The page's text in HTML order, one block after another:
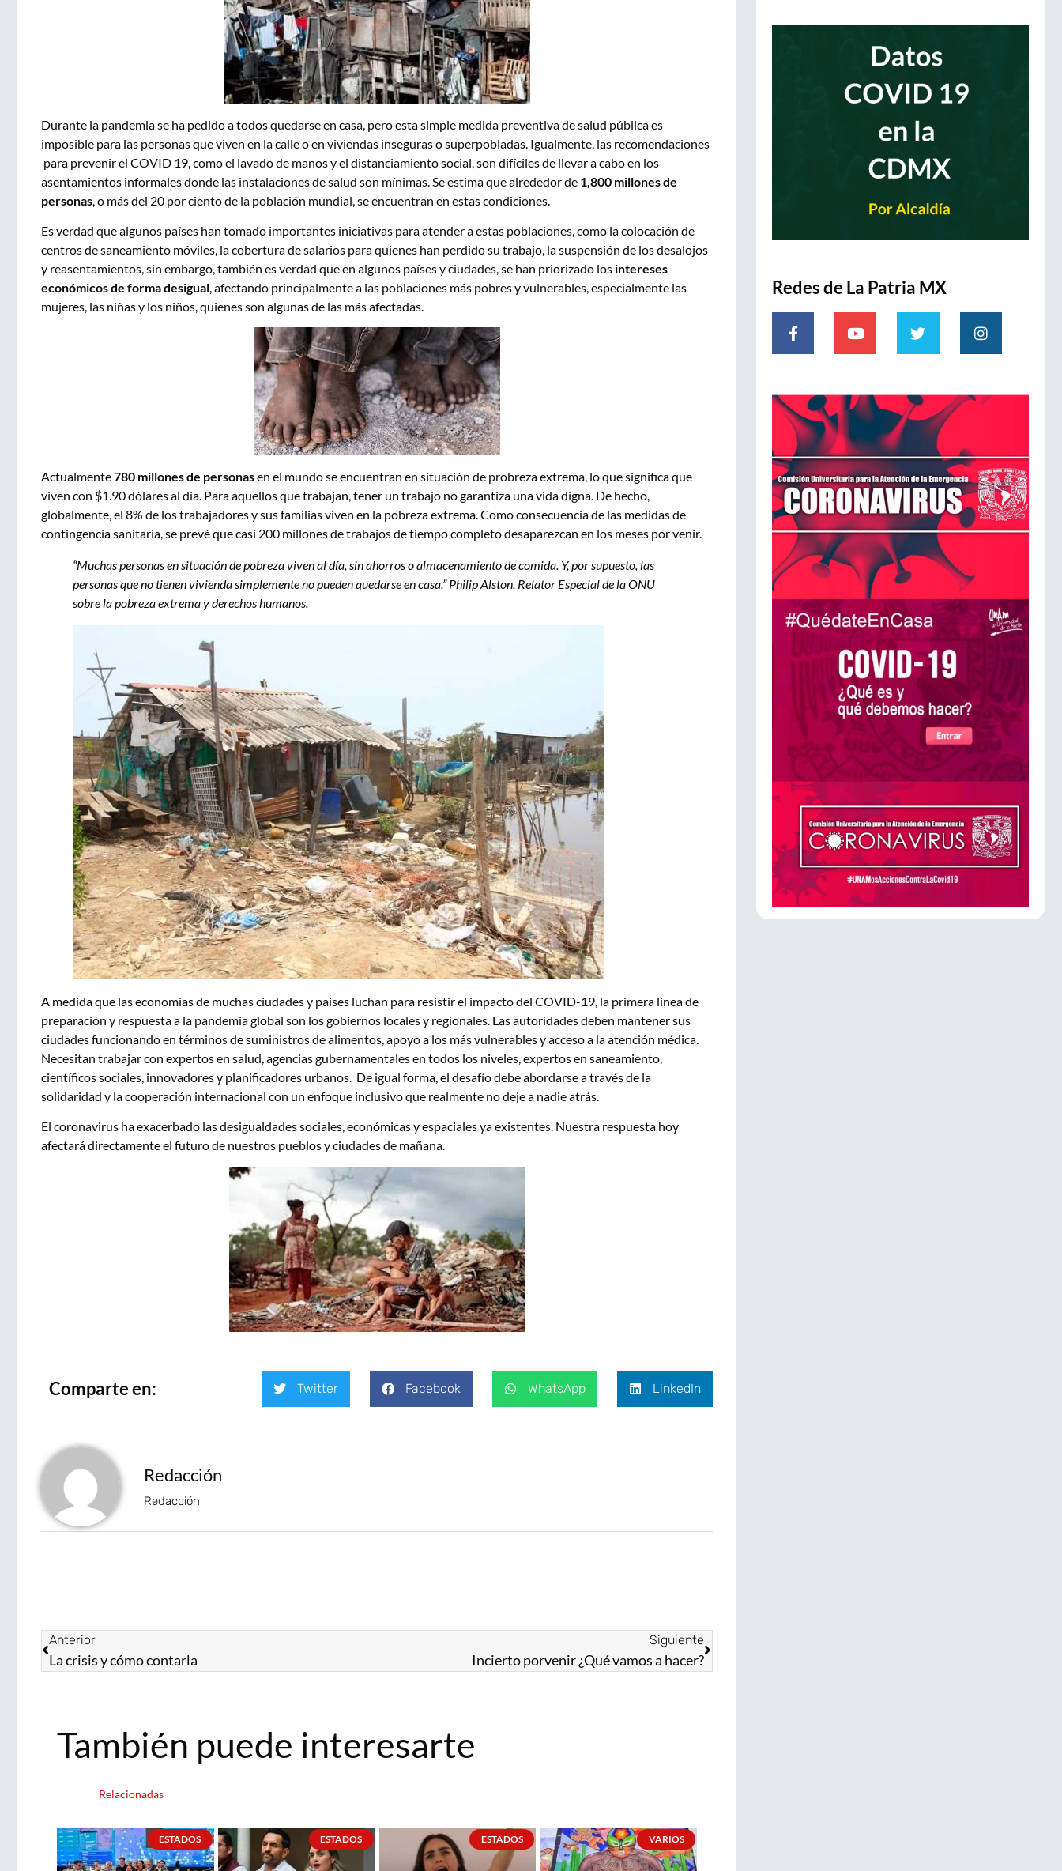
Durante la pandemia se ha pedido a todos quedarse en casa, pero esta simple medida preventiva de salud pública es
imposible para las personas que viven en la calle o en viviendas inseguras o superpobladas. Igualmente, las recomendaciones
para prevenir el COVID 19, como el lavado de manos y el distanciamiento social, son difíciles de llevar a cabo en los
asentamientos informales donde las instalaciones de salud son mínimas. Se estima que alrededor de 1,800 millones de
personas , o más del 20 por ciento de la población mundial, se encuentran en estas condiciones.
Es verdad que algunos países han tomado importantes iniciativas para atender a estas poblaciones, como la colocación de
centros de saneamiento móviles, la cobertura de salarios para quienes han perdido su trabajo, la suspensión de los desalojos
y reasentamientos, sin embargo, también es verdad que en algunos países y ciudades, se han priorizado los intereses
económicos de forma desigual, afectando principalmente a las poblaciones más pobres y vulnerables, especialmente las
mujeres, las niñas y los niños, quienes son algunas de las más afectadas.
Actualmente780 millones de personasen el mundo se encuentran en situación de probreza extrema, lo que significa que
viven con $1.90 dólares al día. Para aquellos que trabajan, tener un trabajo no garantiza una vida digna. De hecho,
globalmente, el 8% de los trabajadores y sus familias viven en la pobreza extrema. Como consecuencia de las medidas de
contingencia sanitaria, se prevé que casi 200 millones de trabajos de tiempo completo desaparezcan en los meses por venir.
“Muchas personas en situación de pobreza viven al día, sin ahorros o almacenamiento de comida. Y, por supuesto, las
personas que no tienen vivienda simplemente no pueden quedarse en casa.” Philip Alston, Relator Especial de la ONU
sobre la pobreza extrema y derechos humanos.
A medida que las economías de muchas ciudades y países luchan para resistir el impacto del COVID-19, la primera línea de
preparación y respuesta a la pandemia global son los gobiernos locales y regionales. Las autoridades deben mantener sus
ciudades funcionando en términos de suministros de alimentos, apoyo a los más vulnerables y acceso a la atención médica.
Necesitan trabajar con expertos en salud, agencias gubernamentales en todos los niveles, expertos en saneamiento,
científicos sociales, innovadores y planificadores urbanos. De igual forma, el desafío debe abordarse a través de la
solidaridad y la cooperación internacional con un enfoque inclusivo que realmente no deje a nadie atrás.
El coronavirus ha exacerbado las desigualdades sociales, económicas y espaciales ya existentes. Nuestra respuesta hoy
afectará directamente el futuro de nuestros pueblos y ciudades de mañana.
Comparte en: Twitter Facebook WhatsApp LinkedIn
Redacción
Redacción
Anterior
La crisis y cómo contarla
Siguiente
Incierto porvenir ¿Qué vamos a hacer?
También puede interesarte
Relacionadas
ESTADOS ESTADOS ESTADOS VARIOS
Redes de La Patria MX